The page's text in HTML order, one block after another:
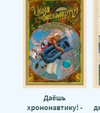
Даёшь
хрононавтику! -